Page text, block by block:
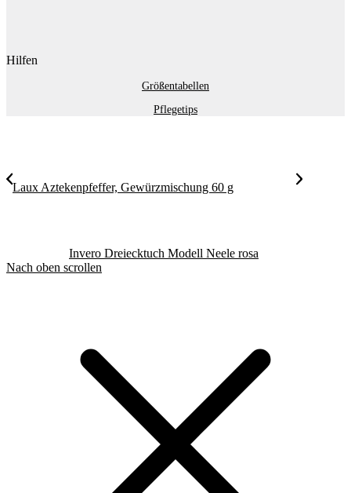
Hilfen
Größentabellen
Pflegetips
Laux Aztekenpfeffer, Gewürzmischung 60 g
Invero Dreiecktuch Modell Neele rosa
Nach oben scrollen